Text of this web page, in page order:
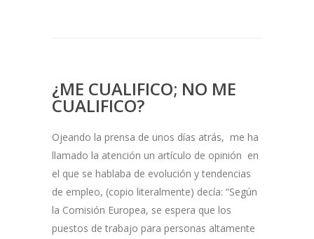
¿ME CUALIFICO; NO ME
CUALIFICO?
Ojeando la prensa de unos días atrás, me ha
llamado la atención un artículo de opinión en
el que se hablaba de evolución y tendencias
de empleo, (copio literalmente) decía: “Según
la Comisión Europea, se espera que los
puestos de trabajo para personas altamente